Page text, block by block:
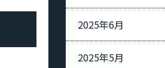
2025年6月
2025年5月